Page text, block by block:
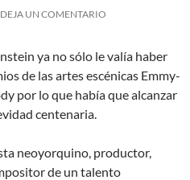
DEJA UN COMENTARIO
ya no sólo le valía haber
de las artes escénicas Emmy-
por lo que había que alcanzar
centenaria.
neoyorquino, productor,
de un talento